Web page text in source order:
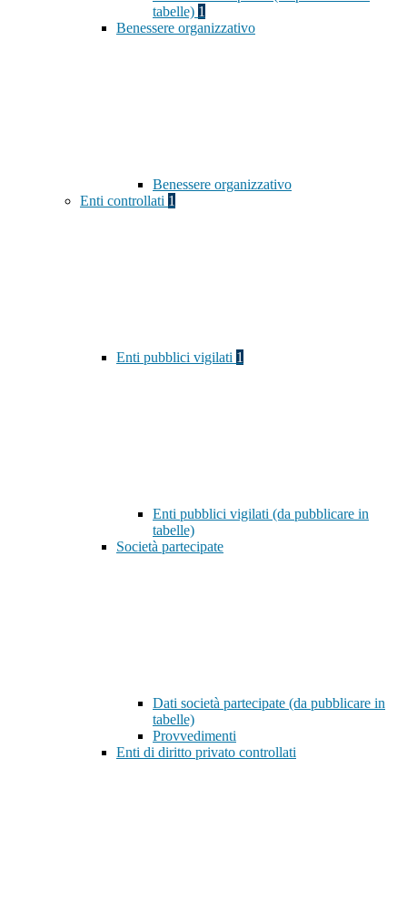
tabelle) 1
Benessere organizzativo
Benessere organizzativo
Enti controllati 1
Enti pubblici vigilati 1
Enti pubblici vigilati (da pubblicare in
tabelle)
Società partecipate
Dati società partecipate (da pubblicare in
tabelle)
Provvedimenti
Enti di diritto privato controllati